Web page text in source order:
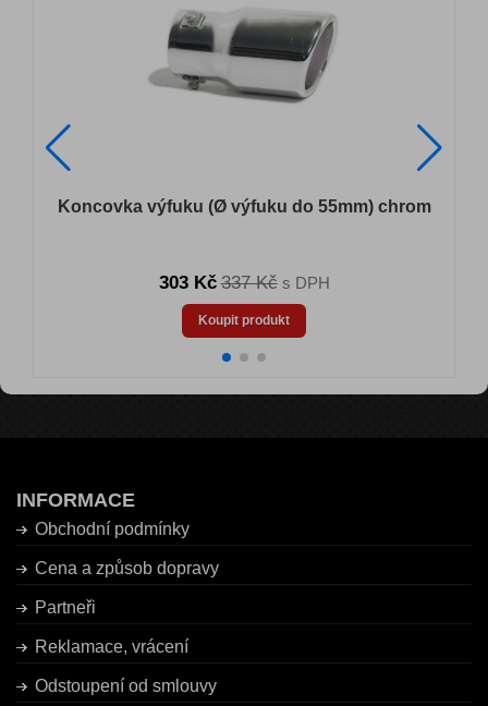
Koncovka výfuku (Ø výfuku do 55mm) chrom
303 Kč 337 Kčs DPH
Koupit produkt
INFORMACE
Obchodní podmínky
Cena a způsob dopravy
Partneři
Reklamace, vrácení
Odstoupení od smlouvy